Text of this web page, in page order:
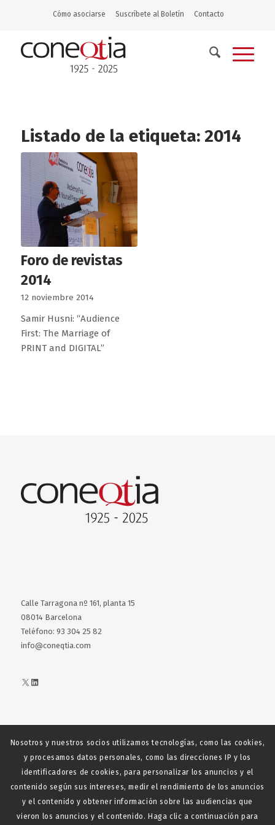
Cómo asociarse Suscríbete al Boletín Contacto
Listado de la etiqueta: 2014
Foro de revistas
2014
12 noviembre 2014
Samir Husni: “Audience
First: The Marriage of
PRINT and DIGITAL”
Calle Tarragona nº 161, planta 15
08014 Barcelona
Teléfono: 93 304 25 82
info@coneqtia.com
X LinkedIn
Web realizada con el patrocinio del Centro Español del Centro
Español de Derechos Reprofráficos
Nosotros y nuestros socios utilizamos tecnologías, como las cookies,
y procesamos datos personales, como las direcciones IP y los
identificadores de cookies, para personalizar los anuncios y el
contenido según sus intereses, medir el rendimiento de los anuncios
y el contenido y obtener información sobre las audiencias que
vieron los anuncios y el contenido. Haga clic a continuación para